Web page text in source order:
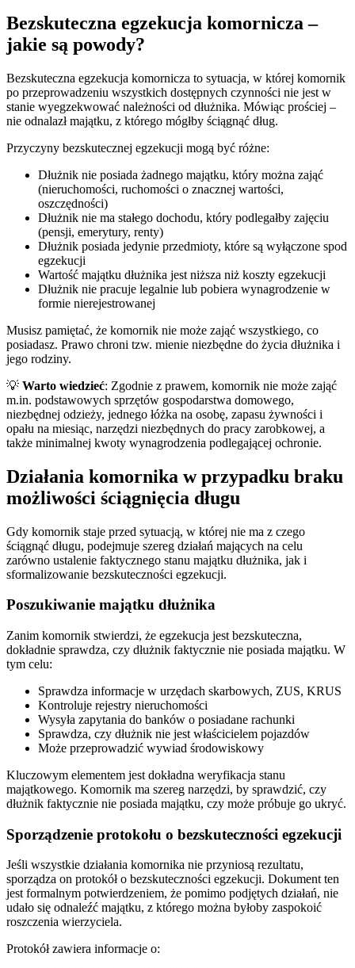
Bezskuteczna egzekucja komornicza –
jakie są powody?
Bezskuteczna egzekucja komornicza to sytuacja, w której komornik
po przeprowadzeniu wszystkich dostępnych czynności nie jest w
stanie wyegzekwować należności od dłużnika. Mówiąc prościej –
nie odnalazł majątku, z którego mógłby ściągnąć dług.
Przyczyny bezskutecznej egzekucji mogą być różne:
Dłużnik nie posiada żadnego majątku, który można zająć
(nieruchomości, ruchomości o znacznej wartości,
oszczędności)
Dłużnik nie ma stałego dochodu, który podlegałby zajęciu
(pensji, emerytury, renty)
Dłużnik posiada jedynie przedmioty, które są wyłączone spod
egzekucji
Wartość majątku dłużnika jest niższa niż koszty egzekucji
Dłużnik nie pracuje legalnie lub pobiera wynagrodzenie w
formie nierejestrowanej
Musisz pamiętać, że komornik nie może zająć wszystkiego, co
posiadasz. Prawo chroni tzw. mienie niezbędne do życia dłużnika i
jego rodziny.
💡 Warto wiedzieć: Zgodnie z prawem, komornik nie może zająć
m.in. podstawowych sprzętów gospodarstwa domowego,
niezbędnej odzieży, jednego łóżka na osobę, zapasu żywności i
opału na miesiąc, narzędzi niezbędnych do pracy zarobkowej, a
także minimalnej kwoty wynagrodzenia podlegającej ochronie.
Działania komornika w przypadku braku
możliwości ściągnięcia długu
Gdy komornik staje przed sytuacją, w której nie ma z czego
ściągnąć długu, podejmuje szereg działań mających na celu
zarówno ustalenie faktycznego stanu majątku dłużnika, jak i
sformalizowanie bezskuteczności egzekucji.
Poszukiwanie majątku dłużnika
Zanim komornik stwierdzi, że egzekucja jest bezskuteczna,
dokładnie sprawdza, czy dłużnik faktycznie nie posiada majątku. W
tym celu:
Sprawdza informacje w urzędach skarbowych, ZUS, KRUS
Kontroluje rejestry nieruchomości
Wysyła zapytania do banków o posiadane rachunki
Sprawdza, czy dłużnik nie jest właścicielem pojazdów
Może przeprowadzić wywiad środowiskowy
Kluczowym elementem jest dokładna weryfikacja stanu
majątkowego. Komornik ma szereg narzędzi, by sprawdzić, czy
dłużnik faktycznie nie posiada majątku, czy może próbuje go ukryć.
Sporządzenie protokołu o bezskuteczności egzekucji
Jeśli wszystkie działania komornika nie przyniosą rezultatu,
sporządza on protokół o bezskuteczności egzekucji. Dokument ten
jest formalnym potwierdzeniem, że pomimo podjętych działań, nie
udało się odnaleźć majątku, z którego można byłoby zaspokoić
roszczenia wierzyciela.
Protokół zawiera informacje o: